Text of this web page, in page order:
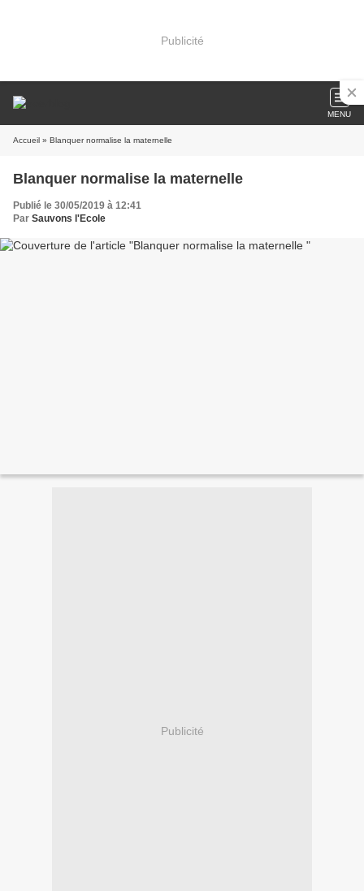
Publicité
MENU
Accueil » Blanquer normalise la maternelle
Blanquer normalise la maternelle
Publié le 30/05/2019 à 12:41
Par Sauvons l'Ecole
Publicité